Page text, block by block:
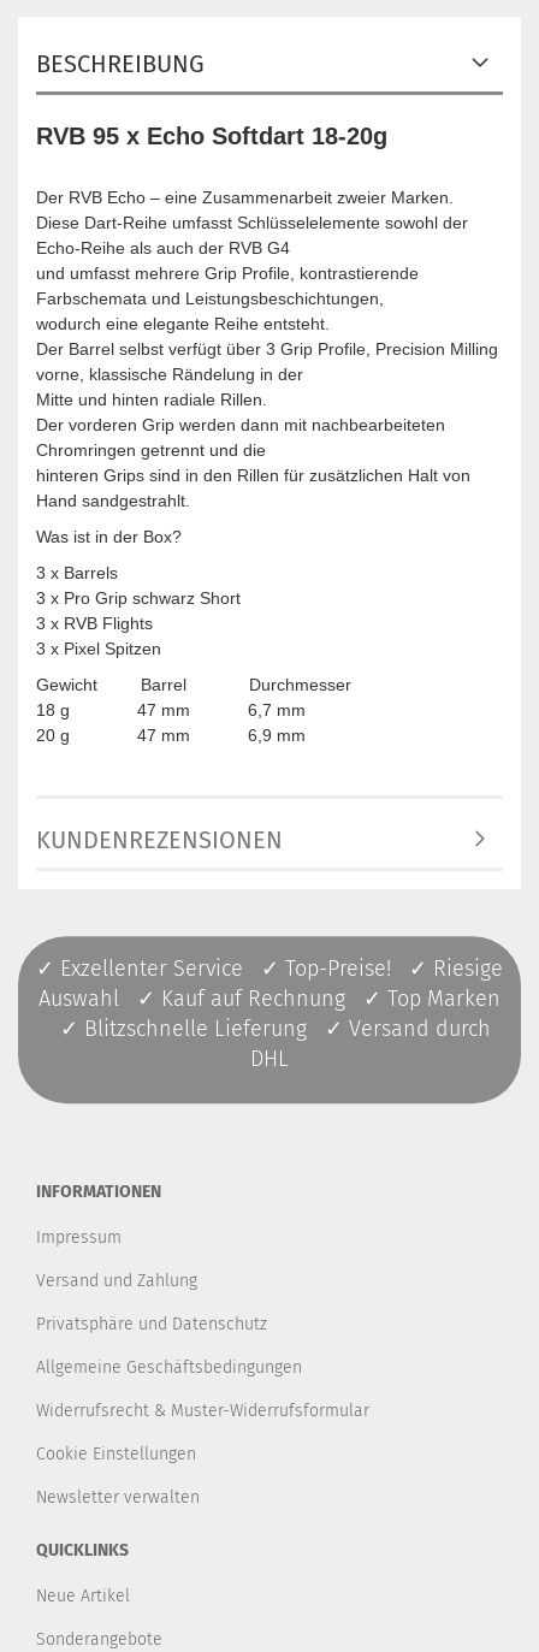
BESCHREIBUNG
RVB 95 x Echo Softdart 18-20g
Der RVB Echo – eine Zusammenarbeit zweier Marken.
Diese Dart-Reihe umfasst Schlüsselelemente sowohl der
Echo-Reihe als auch der RVB G4
und umfasst mehrere Grip Profile, kontrastierende
Farbschemata und Leistungsbeschichtungen,
wodurch eine elegante Reihe entsteht.
Der Barrel selbst verfügt über 3 Grip Profile, Precision Milling
vorne, klassische Rändelung in der
Mitte und hinten radiale Rillen.
Der vorderen Grip werden dann mit nachbearbeiteten
Chromringen getrennt und die
hinteren Grips sind in den Rillen für zusätzlichen Halt von
Hand sandgestrahlt.
Was ist in der Box?
3 x Barrels
3 x Pro Grip schwarz Short
3 x RVB Flights
3 x Pixel Spitzen
Gewicht Barrel Durchmesser
18 g 47 mm 6,7 mm
20 g 47 mm 6,9 mm
KUNDENREZENSIONEN
✓ Exzellenter Service ✓ Top-Preise! ✓ Riesige
Auswahl ✓ Kauf auf Rechnung ✓ Top Marken
✓ Blitzschnelle Lieferung ✓ Versand durch
DHL
INFORMATIONEN
Impressum
Versand und Zahlung
Privatsphäre und Datenschutz
Allgemeine Geschäftsbedingungen
Widerrufsrecht & Muster-Widerrufsformular
Cookie Einstellungen
Newsletter verwalten
QUICKLINKS
Neue Artikel
Sonderangebote